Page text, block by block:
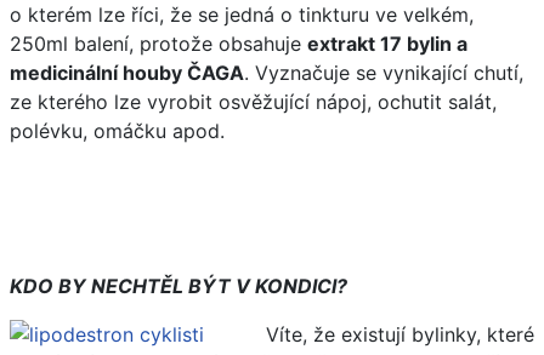
o kterém lze říci, že se jedná o tinkturu ve velkém,
250ml balení, protože obsahuje extrakt 17 bylin a
medicinální houby ČAGA. Vyznačuje se vynikající chutí,
ze kterého lze vyrobit osvěžující nápoj, ochutit salát,
polévku, omáčku apod.
KDO BY NECHTĚL BÝT V KONDICI?
Víte, že existují bylinky, které